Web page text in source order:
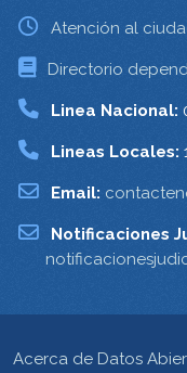
Atención al
Directorio
Linea Nacional:
Lineas Locales:
Email:
Notificaciones
Acerca de Datos